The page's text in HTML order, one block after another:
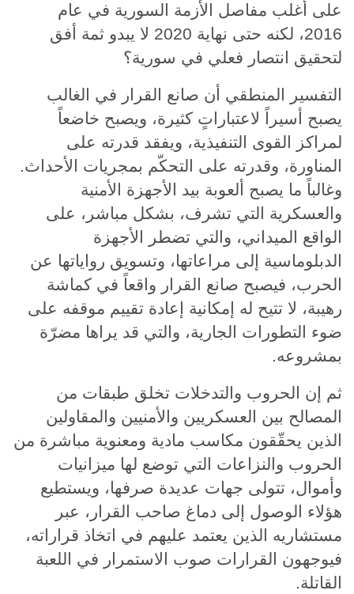
على أغلب مفاصل الأزمة السورية في عام
2016، لكنه حتى نهاية 2020 لا يبدو ثمة أفق
لتحقيق انتصار فعلي في سورية؟
التفسير المنطقي أن صانع القرار في الغالب
يصبح أسيراً لاعتباراتٍ كثيرة، ويصبح خاضعاً
لمراكز القوى التنفيذية، ويفقد قدرته على
المناورة، وقدرته على التحكّم بمجريات الأحداث.
وغالباً ما يصبح ألعوبة بيد الأجهزة الأمنية
والعسكرية التي تشرف، بشكل مباشر، على
الواقع الميداني، والتي تضطر الأجهزة
الدبلوماسية إلى مراعاتها، وتسويق رواياتها عن
الحرب، فيصبح صانع القرار واقعاً في كماشة
رهيبة، لا تتيح له إمكانية إعادة تقييم موقفه على
ضوء التطورات الجارية، والتي قد يراها مضرّة
بمشروعه.
ثم إن الحروب والتدخلات تخلق طبقات من
المصالح بين العسكريين والأمنيين والمقاولين
الذين يحقّقون مكاسب مادية ومعنوية مباشرة من
الحروب والنزاعات التي توضع لها ميزانيات
وأموال، تتولى جهات عديدة صرفها، ويستطيع
هؤلاء الوصول إلى دماغ صاحب القرار، عبر
مستشاريه الذين يعتمد عليهم في اتخاذ قراراته،
فيوجهون القرارات صوب الاستمرار في اللعبة
القاتلة.